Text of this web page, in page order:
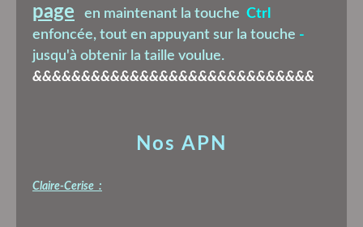
Nos APN
Claire-Cerise :
page
en maintenant la touche Ctrl
enfoncée, tout en appuyant sur la touche -
jusqu'à obtenir la taille voulue.
&&&&&&&&&&&&&&&&&&&&&&&&&&&&&